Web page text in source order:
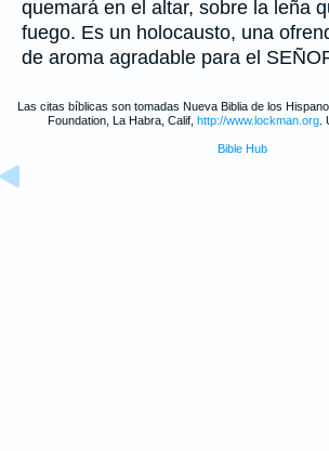
quemará en el altar, sobre la leña
fuego. Es un holocausto, una
de aroma agradable para el
Las citas bíblicas son tomadas Nueva Biblia de los
Foundation, La Habra, Calif, http://www.lockman.org.
Bible Hub